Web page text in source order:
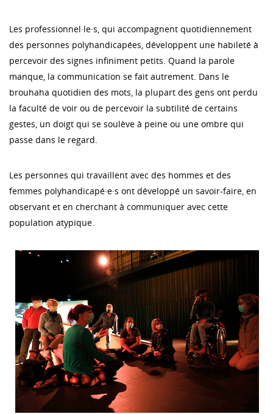
Les professionnel·le·s, qui accompagnent quotidiennement
des personnes polyhandicapées, développent une habileté à
percevoir des signes infiniment petits. Quand la parole
manque, la communication se fait autrement. Dans le
brouhaha quotidien des mots, la plupart des gens ont perdu
la faculté de voir ou de percevoir la subtilité de certains
gestes, un doigt qui se soulève à peine ou une ombre qui
passe dans le regard.
Les personnes qui travaillent avec des hommes et des
femmes polyhandicapé·e·s ont développé un savoir-faire, en
observant et en cherchant à communiquer avec cette
population atypique.